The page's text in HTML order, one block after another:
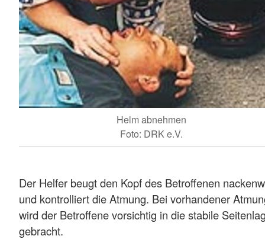
Helm abnehmen
Foto: DRK e.V.
Der Helfer beugt den Kopf des Betroffenen
und kontrolliert die Atmung. Bei vorhandener
wird der Betroffene vorsichtig in die stabile
gebracht.